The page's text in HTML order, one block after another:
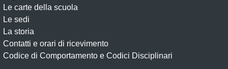
Le carte della scuola
Le sedi
La storia
Contatti e orari di ricevimento
Codice di Comportamento e Codici Disciplinari